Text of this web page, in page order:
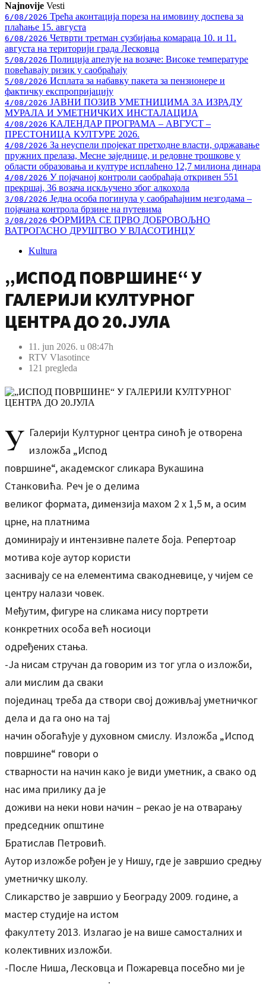
Najnovije Vesti
6/08/2026 Трећа аконтација пореза на имовину доспева за
плаћање 15. августа
6/08/2026 Четврти третман сузбијања комараца 10. и 11.
августа на територији града Лесковца
5/08/2026 Полиција апелује на возаче: Високе температуре
повећавају ризик у саобраћају
5/08/2026 Исплата за набавку пакета за пензионере и
фактичку експропријацију
4/08/2026 ЈАВНИ ПОЗИВ УМЕТНИЦИМА ЗА ИЗРАДУ
МУРАЛА И УМЕТНИЧКИХ ИНСТАЛАЦИЈА
4/08/2026 КАЛЕНДАР ПРОГРАМА – АВГУСТ –
ПРЕСТОНИЦА КУЛТУРЕ 2026.
4/08/2026 За неуспели пројекат претходне власти, одржавање
пружних прелаза, Месне заједнице, и редовне трошкове у
области образовања и културе исплаћено 12,7 милиона динара
4/08/2026 У појачаној контроли саобраћаја откривен 551
прекршај, 36 возача искључено због алкохола
3/08/2026 Једна особа погинула у саобраћајним незгодама –
појачана контрола брзине на путевима
3/08/2026 ФОРМИРА СЕ ПРВО ДОБРОВОЉНО
ВАТРОГАСНО ДРУШТВО У ВЛАСОТИНЦУ
Kultura
„ИСПОД ПОВРШИНЕ“ У
ГАЛЕРИЈИ КУЛТУРНОГ
ЦЕНТРА ДО 20.ЈУЛА
11. jun 2026. u 08:47h
RTV Vlasotince
121 pregleda
У Галерији Културног центра синоћ је отворена
изложба „Испод
површине“, академског сликара Вукашина
Станковића. Реч је о делима
великог формата, димензија махом 2 х 1,5 м, а осим
црне, на платнима
доминирају и интензивне палете боја. Репертоар
мотива које аутор користи
заснивају се на елементима свакодневице, у чијем се
центру налази човек.
Међутим, фигуре на сликама нису портрети
конкретних особа већ носиоци
одређених стања.
-Ја нисам стручан да говорим из тог угла о изложби,
али мислим да сваки
појединац треба да створи свој доживљај уметничког
дела и да га оно на тај
начин обогаћује у духовном смислу. Изложба „Испод
површине“ говори о
стварности на начин како је види уметник, а свако од
нас има прилику да је
доживи на неки нови начин – рекао је на отварању
председник општине
Братислав Петровић.
Аутор изложбе рођен је у Нишу, где је завршио средњу
уметничку школу.
Сликарство је завршио у Београду 2009. године, а
мастер студије на истом
факултету 2013. Излагао је на више самосталних и
колективних изложби.
-После Ниша, Лесковца и Пожаревца посебно ми је